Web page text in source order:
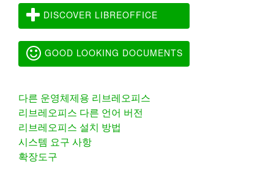
DISCOVER LIBREOFFICE
GOOD LOOKING DOCUMENTS
다른 운영체제용 리브레오피스
리브레오피스 다른 언어 버전
리브레오피스 설치 방법
시스템 요구 사항
확장도구